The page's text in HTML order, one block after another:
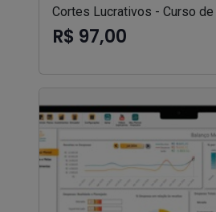
Cortes Lucrativos - Curso
R$ 97,00